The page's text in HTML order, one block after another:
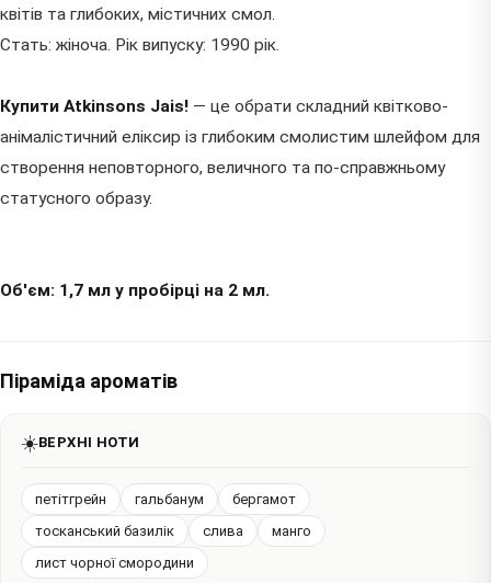
квітів та глибоких, містичних смол.
Стать: жіноча. Рік випуску: 1990 рік.
Купити Atkinsons Jais! — це обрати складний квітково-
анімалістичний еліксир із глибоким смолистим шлейфом для
створення неповторного, величного та по-справжньому
статусного образу.
Об'єм: 1,7 мл у пробірці на 2 мл.
Піраміда ароматів
☀️ВЕРХНІ НОТИ
петітгрейн гальбанум
бергамот
тосканський базилік
слива
манго
лист чорної смородини